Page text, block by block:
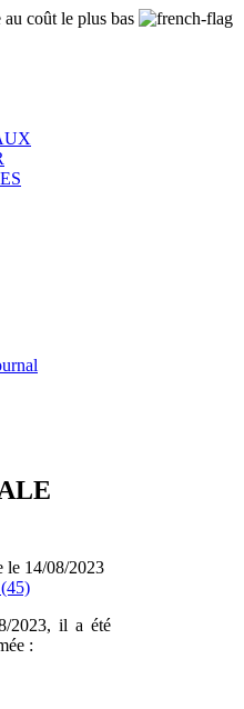
coût le plus bas
le 14/08/2023
2023, il a été
: